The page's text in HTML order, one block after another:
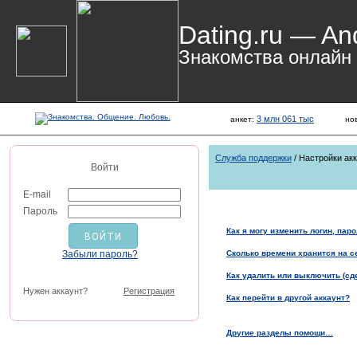
Dating.ru —
Знакомства онлайн
анкет: 3 млн 061 тыс
Войти
E-mail
Пароль
Забыли пароль?
Нужен аккаунт? Регистрация
Служба поддержки / Настройки
Как я могу изменить логин,
Сколько времени хранится на
Как удалить или выключить
Как перейти в другой аккаунт?
Другие разделы помощи…